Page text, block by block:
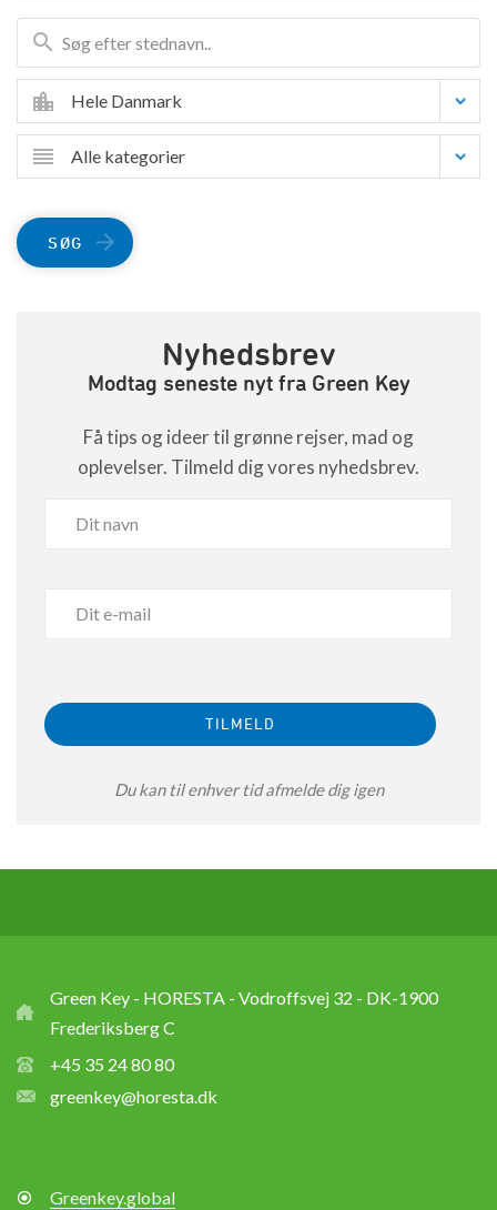
Hele Danmark
Alle kategorier
SØG
Nyhedsbrev
Modtag seneste nyt fra Green Key
Få tips og ideer til grønne rejser, mad og
oplevelser. Tilmeld dig vores nyhedsbrev.
Du kan til enhver tid afmelde dig igen
Green Key - HORESTA - Vodroffsvej 32 - DK-1900
Frederiksberg C
+45 35 24 80 80
greenkey@horesta.dk
Greenkey.global